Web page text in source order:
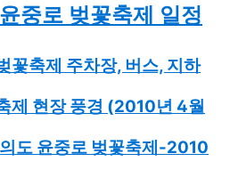
중로 벚꽃축제 일정
꽃축제 주차장, 버스, 지하
제 현장 풍경 (2010년 4월
도 윤중로 벚꽃축제-2010